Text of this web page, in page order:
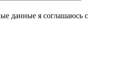
данные я соглашаюсь с